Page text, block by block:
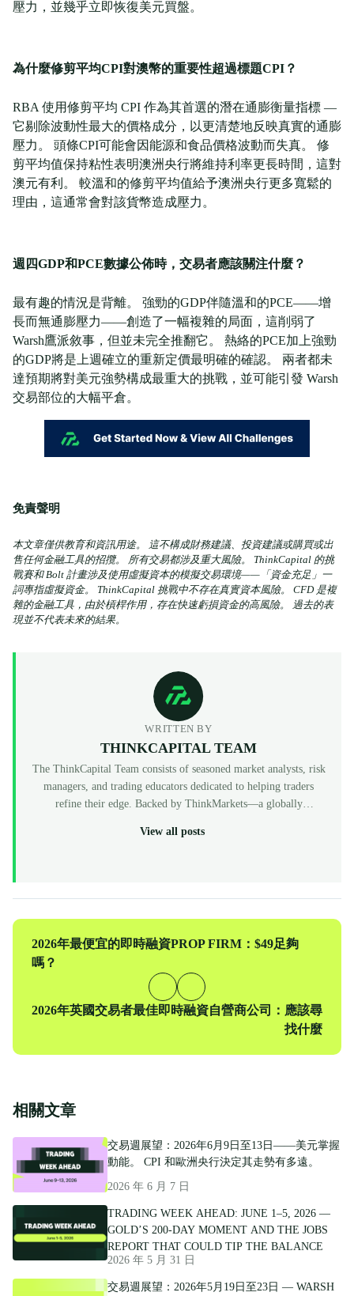
壓力，並幾乎立即恢復美元買盤。
為什麼修剪平均CPI對澳幣的重要性超過標題CPI？
RBA 使用修剪平均 CPI 作為其首選的潛在通膨衡量指標 —
它剔除波動性最大的價格成分，以更清楚地反映真實的通膨
壓力。 頭條CPI可能會因能源和食品價格波動而失真。 修
剪平均值保持粘性表明澳洲央行將維持利率更長時間，這對
澳元有利。 較溫和的修剪平均值給予澳洲央行更多寬鬆的
理由，這通常會對該貨幣造成壓力。
週四GDP和PCE數據公佈時，交易者應該關注什麼？
最有趣的情況是背離。 強勁的GDP伴隨溫和的PCE——增
長而無通膨壓力——創造了一幅複雜的局面，這削弱了
Warsh鷹派敘事，但並未完全推翻它。 熱絡的PCE加上強勁
的GDP將是上週確立的重新定價最明確的確認。 兩者都未
達預期將對美元強勢構成最重大的挑戰，並可能引發 Warsh
交易部位的大幅平倉。
免責聲明
本文章僅供教育和資訊用途。 這不構成財務建議、投資建議或購買或出
售任何金融工具的招攬。 所有交易都涉及重大風險。 ThinkCapital 的挑
戰賽和 Bolt 計畫涉及使用虛擬資本的模擬交易環境——「資金充足」一
詞專指虛擬資金。 ThinkCapital 挑戰中不存在真實資本風險。 CFD 是複
雜的金融工具，由於槓桿作用，存在快速虧損資金的高風險。 過去的表
現並不代表未來的結果。
WRITTEN BY
THINKCAPITAL TEAM
The ThinkCapital Team consists of seasoned market analysts, risk
managers, and trading educators dedicated to helping traders
refine their edge. Backed by ThinkMarkets—a globally
ThinkCapital provides the institutional-grade infrastructure and
View all posts
上
一
2026年最便宜的即時融資PROP FIRM：$49足夠
嗎？
下
2026年英國交易者最佳即時融資自營商公司：應該尋
找什麼
相關文章
交易週展望：2026年6月9日至13日——美元掌握
動能。 CPI 和歐洲央行決定其走勢有多遠。
2026 年 6 月 7 日
TRADING WEEK AHEAD: JUNE 1–5, 2026 —
GOLD’S 200-DAY MOMENT AND THE JOBS
REPORT THAT COULD TIP THE BALANCE
2026 年 5 月 31 日
交易週展望：2026年5月19日至23日 — WARSH